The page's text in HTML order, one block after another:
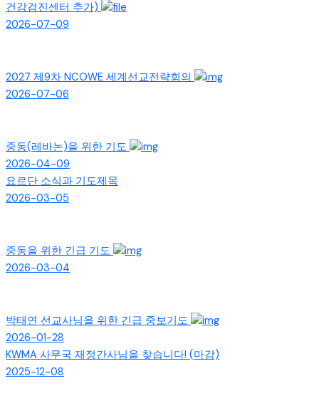
건강검진센터 추가)
2026-07-09
2027 제9차 NCOWE 세계선교전략회의
2026-07-06
중동(레바논)을 위한 기도
2026-04-09
요르단 소식과 기도제목
2026-03-05
중동을 위한 긴급 기도
2026-03-04
박태연 선교사님을 위한 긴급 중보기도
2026-01-28
KWMA 사무국 재정간사님을 찾습니다! (마감)
2025-12-08